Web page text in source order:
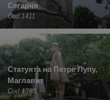
Сегарчя
Cod 1411
Статуята на Петре Лупу,
Маглавит
Cod 1398